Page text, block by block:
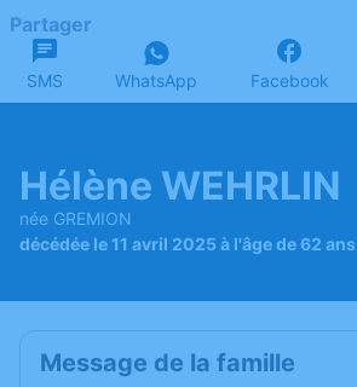
Partager
SMS WhatsApp Facebook
Hélène WEHRLIN
née GREMION
décédée le 11 avril 2025 à l'âge de 62 ans
Message de la famille